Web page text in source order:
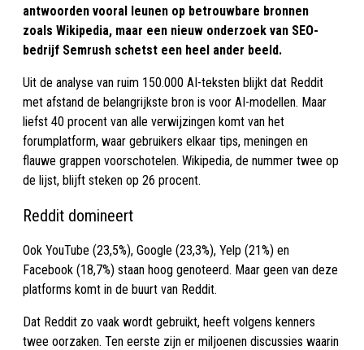
antwoorden vooral leunen op betrouwbare bronnen
zoals Wikipedia, maar een nieuw onderzoek van SEO-
bedrijf Semrush schetst een heel ander beeld.
Uit de analyse van ruim 150.000 AI-teksten blijkt dat Reddit
met afstand de belangrijkste bron is voor AI-modellen. Maar
liefst 40 procent van alle verwijzingen komt van het
forumplatform, waar gebruikers elkaar tips, meningen en
flauwe grappen voorschotelen. Wikipedia, de nummer twee op
de lijst, blijft steken op 26 procent.
Reddit domineert
Ook YouTube (23,5%), Google (23,3%), Yelp (21%) en
Facebook (18,7%) staan hoog genoteerd. Maar geen van deze
platforms komt in de buurt van Reddit.
Dat Reddit zo vaak wordt gebruikt, heeft volgens kenners
twee oorzaken. Ten eerste zijn er miljoenen discussies waarin